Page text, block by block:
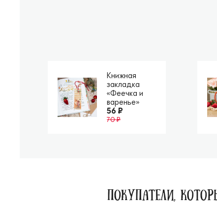
Книжная
закладка
«Феечка и
варенье»
56 ₽
70 ₽
ПОКУПАТЕЛИ,